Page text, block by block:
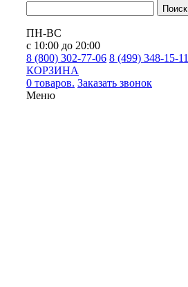
Поиск
ПН-ВС
с 10:00 до 20:00
8 (800) 302-77-06 8 (499) 348-15-11
КОРЗИНА
0 товаров. Заказать звонок
Меню